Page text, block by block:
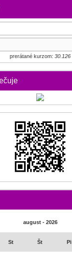
prerátané kurzom: 30.126
august - 2026
St Št Pi